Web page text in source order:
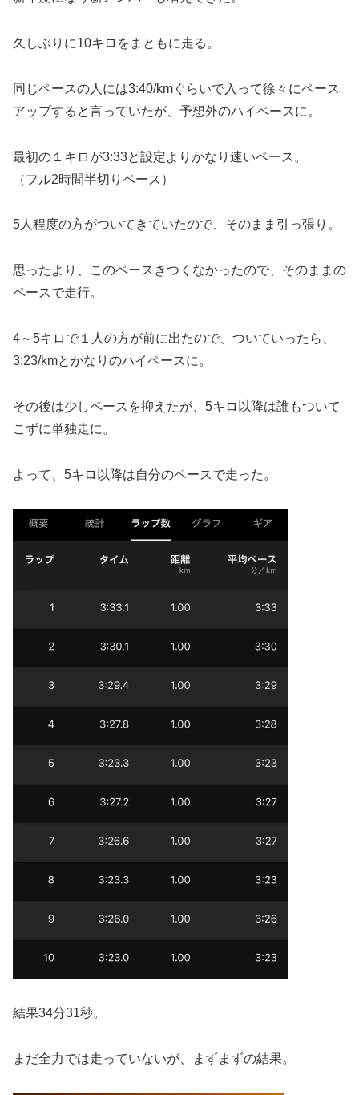
久しぶりに10キロをまともに走る。
同じペースの人には3:40/kmぐらいで入って徐々にペース
アップすると言っていたが、予想外のハイペースに。
最初の１キロが3:33と設定よりかなり速いペース。
（フル2時間半切りペース）
5人程度の方がついてきていたので、そのまま引っ張り。
思ったより、このペースきつくなかったので、そのままの
ペースで走行。
4～5キロで１人の方が前に出たので、ついていったら、
3:23/kmとかなりのハイペースに。
その後は少しペースを抑えたが、5キロ以降は誰もついて
こずに単独走に。
よって、5キロ以降は自分のペースで走った。
結果34分31秒。
まだ全力では走っていないが、まずまずの結果。